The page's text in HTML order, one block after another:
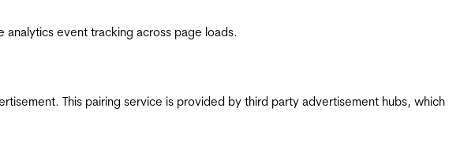
event tracking across page loads.
This pairing service is provided by third party advertisement hubs, which